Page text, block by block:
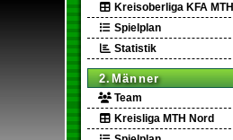
Kreisoberliga KFA MTH
Spielplan
Statistik
2.Männer
Team
Kreisliga MTH Nord